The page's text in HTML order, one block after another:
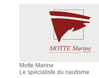
Motte Marine
Le spécialiste du nautisme